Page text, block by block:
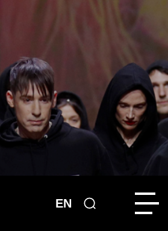
EN